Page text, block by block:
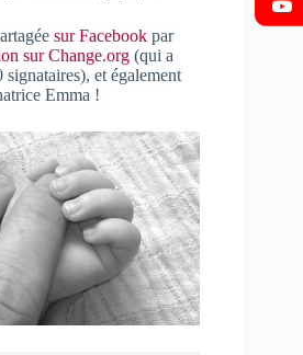
sur Facebook par
sur Change.org (qui a
et également
Emma !